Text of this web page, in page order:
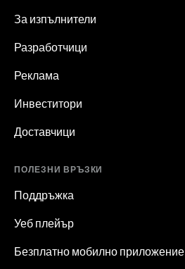
За изпълнители
Разработчици
Реклама
Инвеститори
Доставчици
ПОЛЕЗНИ ВРЪЗКИ
Поддръжка
Уеб плейър
Безплатно мобилно приложение